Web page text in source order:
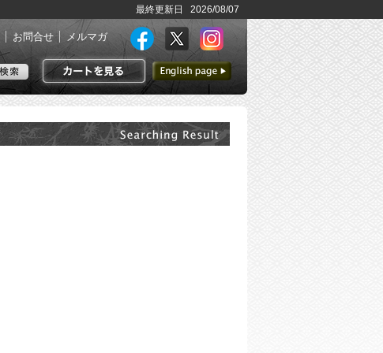
最終更新日 2026/08/07
お問合せ メルマガ
カートを見る
英語ページへ